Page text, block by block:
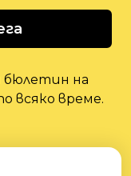
бюлетин на
всяко време.